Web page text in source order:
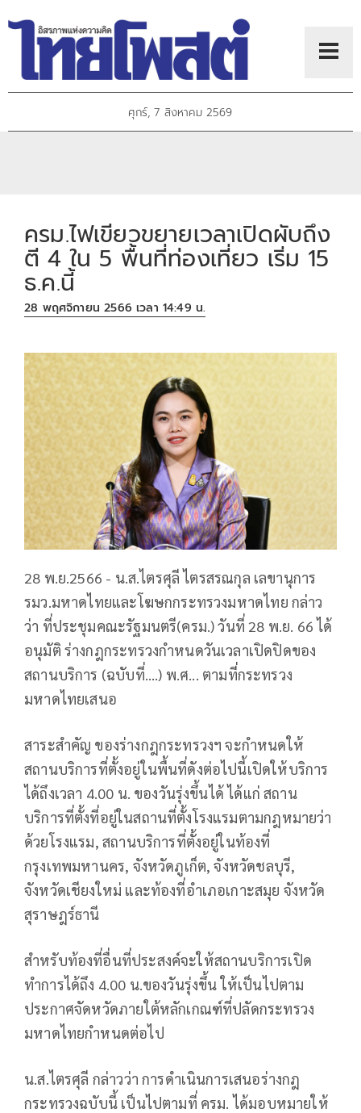
ศุกร์, 7 สิงหาคม 2569
ครม.ไฟเขียวขยายเวลาเปิดผับถึง
ตี 4 ใน 5 พื้นที่ท่องเที่ยว เริ่ม 15
ธ.ค.นี้
28 พฤศจิกายน 2566 เวลา 14:49 น.
28 พ.ย.2566 - น.ส.ไตรศุลี ไตรสรณกุล เลขานุการ
รมว.มหาดไทยและโฆษกกระทรวงมหาดไทย กล่าว
ว่า ที่ประชุมคณะรัฐมนตรี(ครม.) วันที่ 28 พ.ย. 66 ได้
อนุมัติ ร่างกฎกระทรวงกำหนดวันเวลาเปิดปิดของ
สถานบริการ (ฉบับที่....) พ.ศ... ตามที่กระทรวง
มหาดไทยเสนอ
สาระสำคัญ ของร่างกฎกระทรวงฯ จะกำหนดให้
สถานบริการที่ตั้งอยู่ในพื้นที่ดังต่อไปนี้เปิดให้บริการ
ได้ถึงเวลา 4.00 น. ของวันรุ่งขึ้นได้ ได้แก่ สถาน
บริการที่ตั้งที่อยู่ในสถานที่ตั้งโรงแรมตามกฎหมายว่า
ด้วยโรงแรม, สถานบริการที่ตั้งอยู่ในท้องที่
กรุงเทพมหานคร, จังหวัดภูเก็ต, จังหวัดชลบุรี,
จังหวัดเชียงใหม่ และท้องที่อำเภอเกาะสมุย จังหวัด
สุราษฎร์ธานี
สำหรับท้องที่อื่นที่ประสงค์จะให้สถานบริการเปิด
ทำการได้ถึง 4.00 น.ของวันรุ่งขึ้น ให้เป็นไปตาม
ประกาศจัดหวัดภายใต้หลักเกณฑ์ที่ปลัดกระทรวง
มหาดไทยกำหนดต่อไป
น.ส.ไตรศุลี กล่าวว่า การดำเนินการเสนอร่างกฎ
กระทรวงฉบับนี้ เป็นไปตามที่ ครม. ได้มอบหมายให้